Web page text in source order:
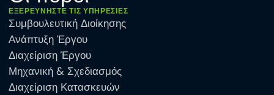
ΕΞΕΡΕΥΝΉΣΤΕ ΤΙΣ ΥΠΗΡΕΣΊΕΣ
Συμβουλευτική Διοίκησης
Ανάπτυξη Έργου
Διαχείριση Έργου
Μηχανική & Σχεδιασμός
Διαχείριση Κατασκευών